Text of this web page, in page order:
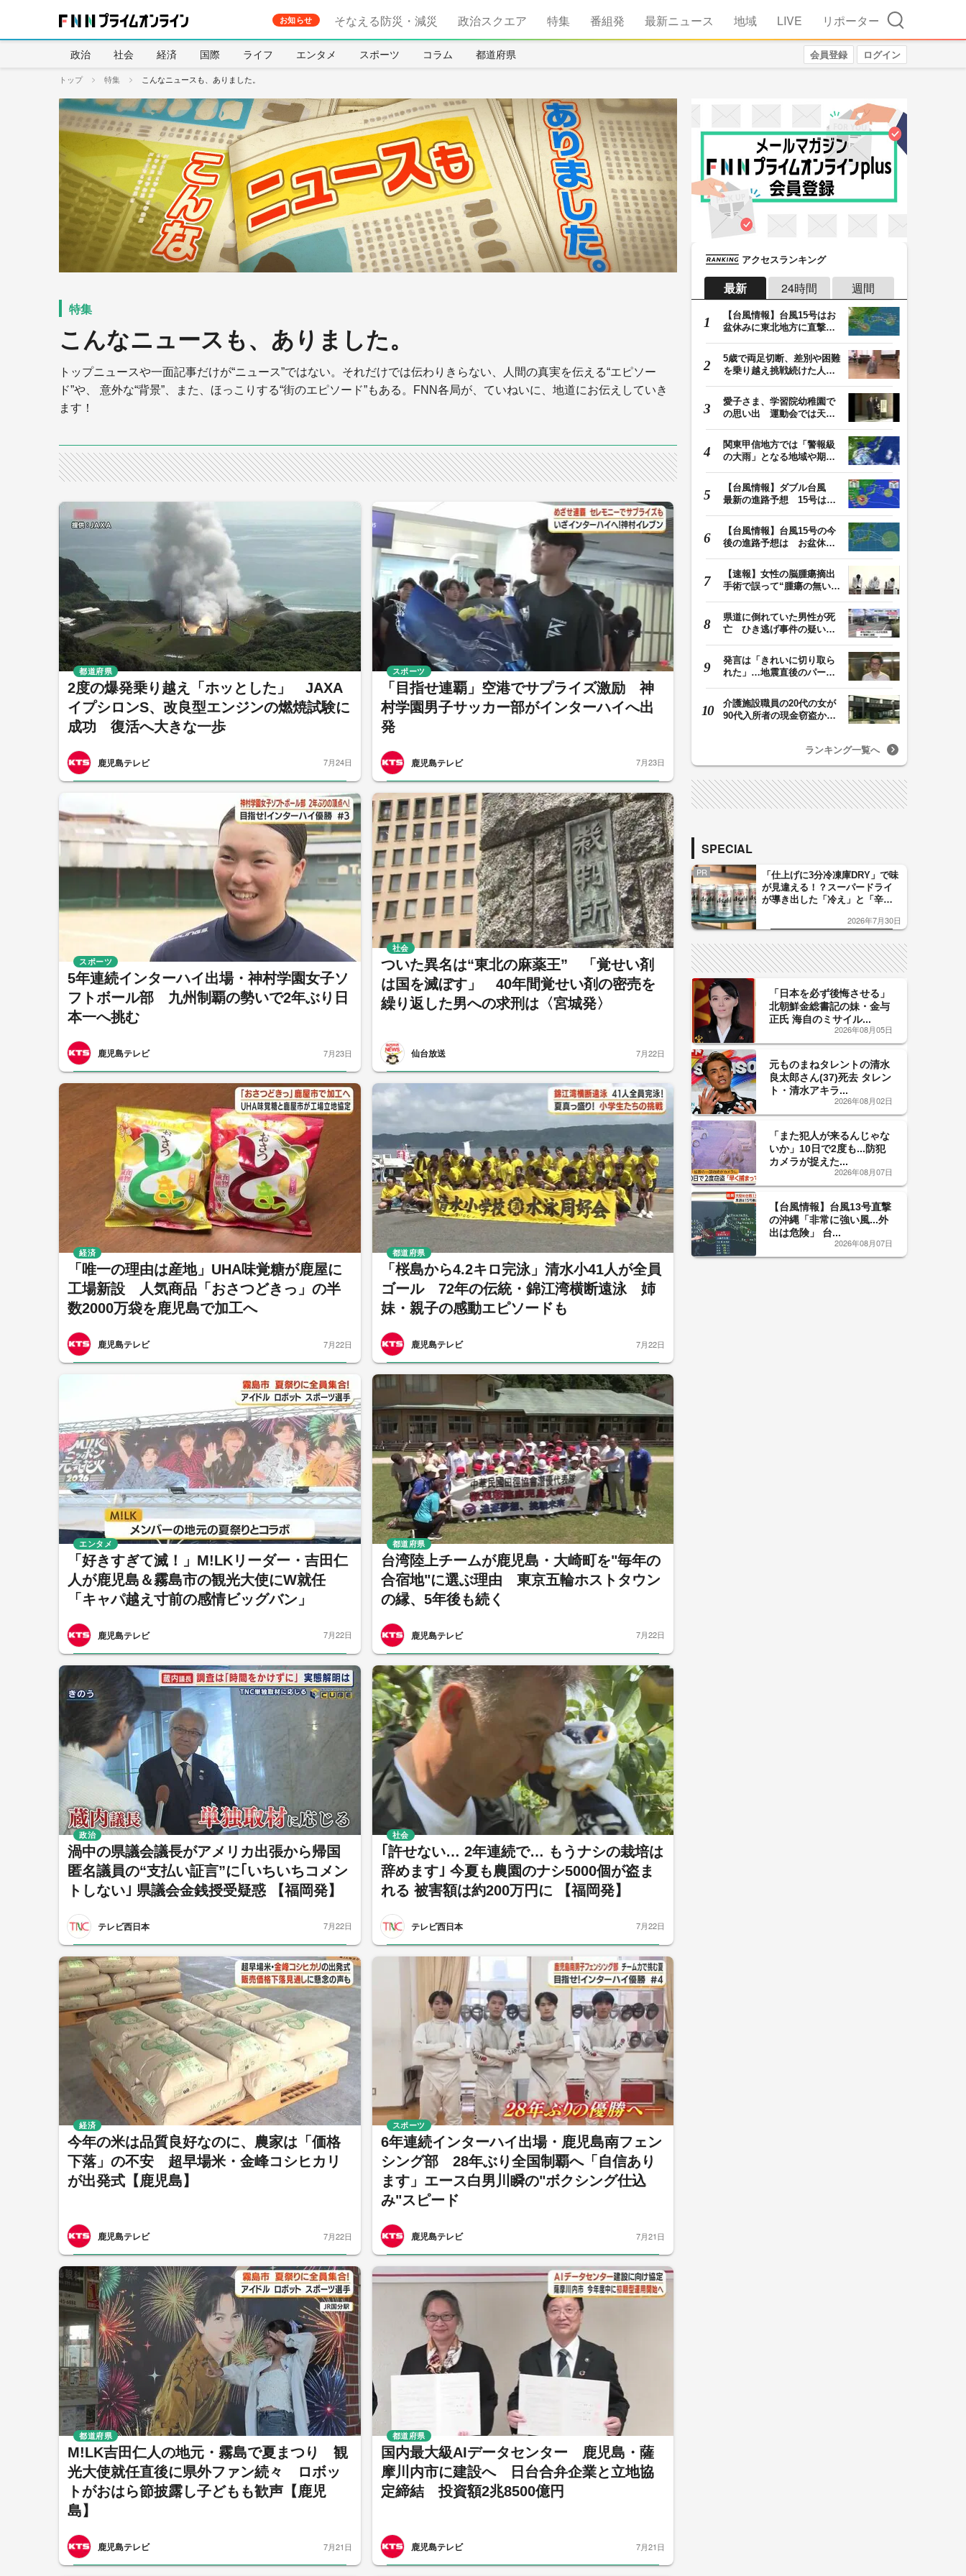
お知らせ そなえる防災・減災 政治スクエア 特集 番組発 最新ニュース 地域 LIVE リポーター 検索
政治 社会 経済 国際 ライフ エンタメ スポーツ コラム 都道府県 会員登録 ログイン
トップ 特集 こんなニュースも、ありました。
こんなニュースも、ありました。
トップニュースや一面記事だけが“ニュース”ではない。それだけでは伝わりきらない、人間の真実を伝える“エピソー
ド”や、 意外な“背景”、また、ほっこりする“街のエピソード”もある。FNN各局が、ていねいに、地道にお伝えしていき
ます！
2度の爆発乗り越え「ホッとした」 JAXA
イプシロンS、改良型エンジンの燃焼試験に
成功 復活へ大きな一歩
鹿児島テレビ
都道府県
7月24日
「目指せ連覇」空港でサプライズ激励 神
村学園男子サッカー部がインターハイへ出
発
鹿児島テレビ
スポーツ
7月23日
5年連続インターハイ出場・神村学園女子ソ
フトボール部 九州制覇の勢いで2年ぶり日
本一へ挑む
鹿児島テレビ
スポーツ
7月23日
ついた異名は“東北の麻薬王” 「覚せい剤
は国を滅ぼす」 40年間覚せい剤の密売を
繰り返した男への求刑は〈宮城発〉
仙台放送
社会
7月22日
「唯一の理由は産地」UHA味覚糖が鹿屋に
工場新設 人気商品「おさつどきっ」の半
数2000万袋を鹿児島で加工へ
鹿児島テレビ
経済
7月22日
「桜島から4.2キロ完泳」清水小41人が全員
ゴール 72年の伝統・錦江湾横断遠泳 姉
妹・親子の感動エピソードも
鹿児島テレビ
都道府県
7月22日
「好きすぎて滅！」M!LKリーダー・吉田仁
人が鹿児島＆霧島市の観光大使にW就任
「キャパ越え寸前の感情ビッグバン」
鹿児島テレビ
エンタメ
7月22日
台湾陸上チームが鹿児島・大崎町を"毎年の
合宿地"に選ぶ理由 東京五輪ホストタウン
の縁、5年後も続く
鹿児島テレビ
都道府県
7月22日
渦中の県議会議長がアメリカ出張から帰国
匿名議員の“支払い証言”に｢いちいちコメン
トしない｣ 県議会金銭授受疑惑 【福岡発】
テレビ西日本
政治
7月22日
｢許せない… 2年連続で… もうナシの栽培は
辞めます｣ 今夏も農園のナシ5000個が盗ま
れる 被害額は約200万円に 【福岡発】
テレビ西日本
社会
7月22日
今年の米は品質良好なのに、農家は「価格
下落」の不安 超早場米・金峰コシヒカリ
が出発式【鹿児島】
鹿児島テレビ
経済
7月22日
6年連続インターハイ出場・鹿児島南フェン
シング部 28年ぶり全国制覇へ「自信あり
ます」エース白男川瞬の"ボクシング仕込
み"スピード
鹿児島テレビ
スポーツ
7月21日
M!LK吉田仁人の地元・霧島で夏まつり 観
光大使就任直後に県外ファン続々 ロボッ
トがおはら節披露し子どもも歓声【鹿児
島】
鹿児島テレビ
都道府県
7月21日
国内最大級AIデータセンター 鹿児島・薩
摩川内市に建設へ 日台合弁企業と立地協
定締結 投資額2兆8500億円
鹿児島テレビ
都道府県
7月21日
アクセスランキング
最新 24時間 週間
【台風情報】台風15号はお
盆休みに東北地方に直撃す
5歳で両足切断、差別や困難
を乗り越え挑戦続けた人
愛子さま、学習院幼稚園で
の思い出 運動会では天皇
関東甲信地方では「警報級
の大雨」となる地域や期間
【台風情報】ダブル台風
最新の進路予想 15号は北
【台風情報】台風15号の今
後の進路予想は お盆休み
【速報】女性の脳腫瘍摘出
手術で誤って“腫瘍の無い部
県道に倒れていた男性が死
亡 ひき逃げ事件の疑い
発言は「きれいに切り取ら
れた」…地震直後のパーテ
介護施設職員の20代の女が
90代入所者の現金窃盗か
ランキング一覧へ
SPECIAL
PR
「仕上げに3分冷凍庫DRY」で味
が見違える！？スーパードライ
が導き出した「冷え」と「辛
した「辛口カーブ」が飲み頃の
2026年7月30日
「日本を必ず後悔させる」
北朝鮮金総書記の妹・金与
正氏 海自のミサイル...
2026年08月05日
元ものまねタレントの清水
良太郎さん(37)死去 タレン
ト・清水アキラ...
2026年08月02日
「また犯人が来るんじゃな
いか」10日で2度も...防犯
カメラが捉えた...
2026年08月07日
【台風情報】台風13号直撃
の沖縄「非常に強い風...外
出は危険」 台...
2026年08月07日